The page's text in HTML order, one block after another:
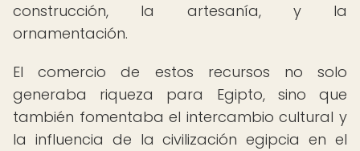
construcción, la artesanía, y la
ornamentación.
El comercio de estos recursos no solo
generaba riqueza para Egipto, sino que
también fomentaba el intercambio cultural y
la influencia de la civilización egipcia en el